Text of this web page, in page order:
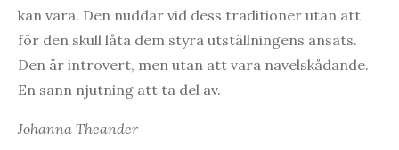
kan vara. Den nuddar vid dess traditioner utan att
för den skull låta dem styra utställningens ansats.
Den är introvert, men utan att vara navelskådande.
En sann njutning att ta del av.
Johanna Theander